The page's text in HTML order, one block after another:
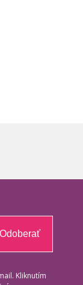
Odoberať
Kliknutím